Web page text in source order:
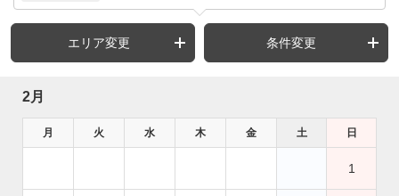
エリア変更 条件変更
2月
月 火 水 木 金 土 日
1